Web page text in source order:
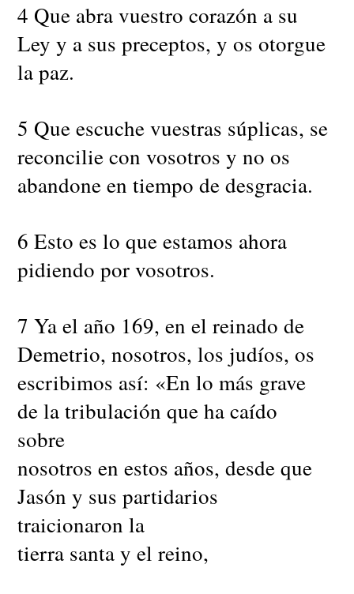
4 Que abra vuestro corazón a su
Ley y a sus preceptos, y os otorgue
la paz.
5 Que escuche vuestras súplicas, se
reconcilie con vosotros y no os
abandone en tiempo de desgracia.
6 Esto es lo que estamos ahora
pidiendo por vosotros.
7 Ya el año 169, en el reinado de
Demetrio, nosotros, los judíos, os
escribimos así: «En lo más grave
de la tribulación que ha caído
sobre
nosotros en estos años, desde que
Jasón y sus partidarios
traicionaron la
tierra santa y el reino,